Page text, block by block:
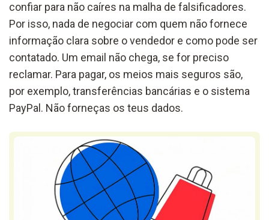
confiar para não caíres na malha de falsificadores.
Por isso, nada de negociar com quem não fornece
informação clara sobre o vendedor e como pode ser
contatado. Um email não chega, se for preciso
reclamar. Para pagar, os meios mais seguros são,
por exemplo, transferências bancárias e o sistema
PayPal. Não forneças os teus dados.